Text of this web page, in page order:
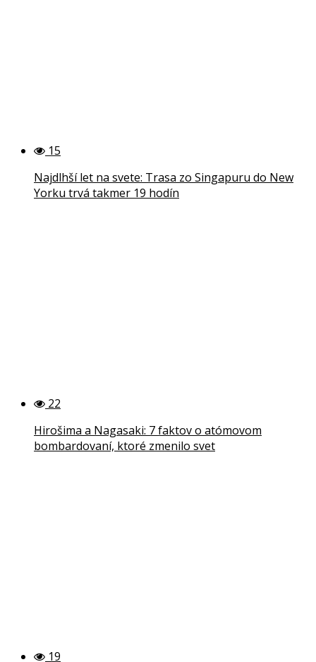
15
Najdlhší let na svete: Trasa zo Singapuru do New
Yorku trvá takmer 19 hodín
22
Hirošima a Nagasaki: 7 faktov o atómovom
bombardovaní, ktoré zmenilo svet
19